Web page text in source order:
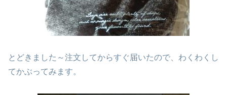
とどきました～注文してからすぐ届いたので、わくわくし
てかぶってみます。